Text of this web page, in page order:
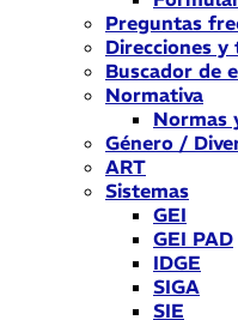
Preguntas
Direcciones
Buscador de
Normativa
Normas
Género /
ART
Sistemas
GEI
GEI PAD
IDGE
SIGA
SIE